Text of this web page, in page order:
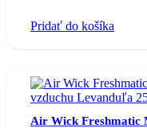
Pridať do košíka
Air Wick Freshmatic